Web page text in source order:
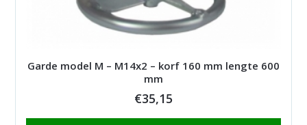
Garde model M – M14x2 – korf 160 mm lengte 600
mm
€35,15